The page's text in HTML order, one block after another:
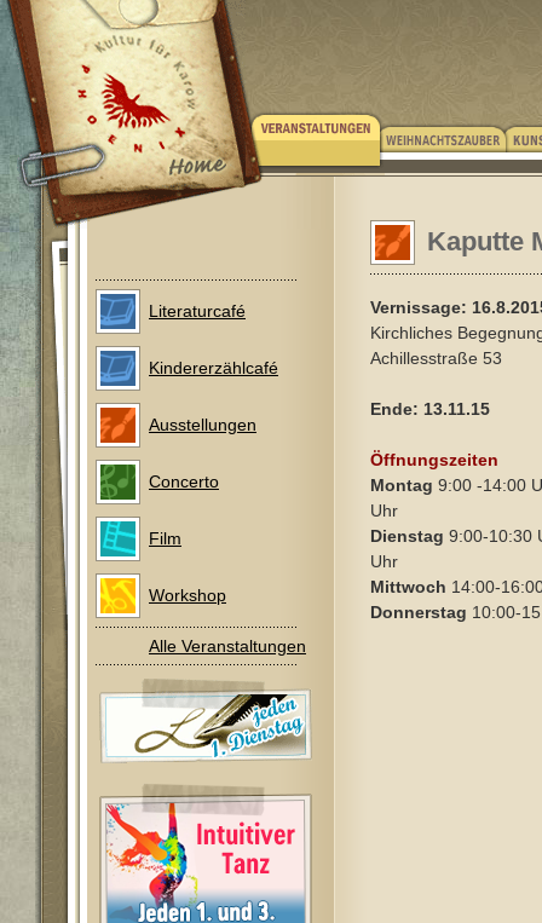
Literaturcafé
Kindererzählcafé
Ausstellungen
Concerto
Film
Workshop
Alle Veranstaltungen
Kaputte
Vernissage:
Kirchliches
Achillesstraße 53
Ende: 13.11.15
Öffnungszeiten
Montag 9:00 -14:00
Uhr
Dienstag 9:00-10:30
Uhr
Mittwoch 14:00-
Donnerstag 10:00-